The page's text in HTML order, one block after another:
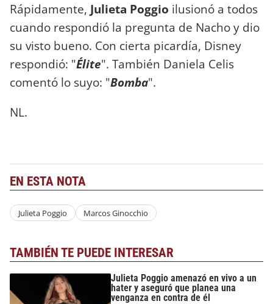
Rápidamente, Julieta Poggio ilusionó a todos
cuando respondió la pregunta de Nacho y dio
su visto bueno. Con cierta picardía, Disney
respondió: "Élite". También Daniela Celis
comentó lo suyo: "Bomba".
NL.
EN ESTA NOTA
Julieta Poggio Marcos Ginocchio
TAMBIÉN TE PUEDE INTERESAR
Julieta Poggio amenazó en vivo a un
hater y aseguró que planea una
venganza en contra de él